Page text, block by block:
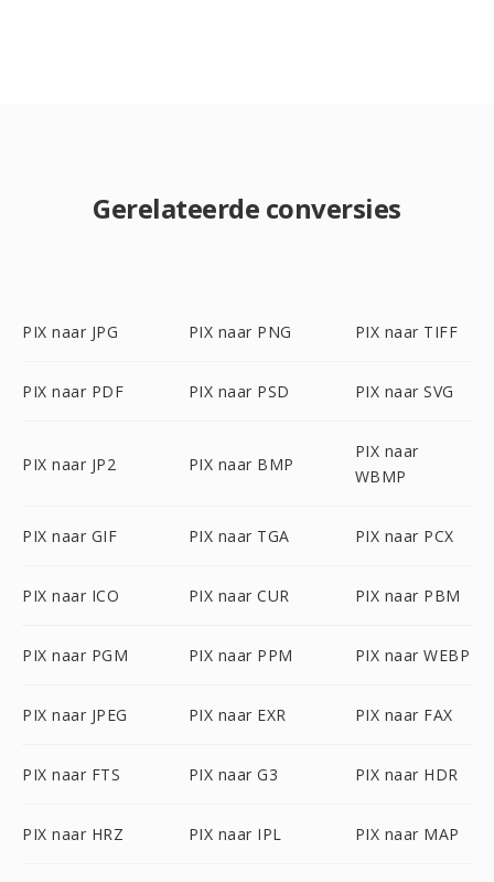
Gerelateerde conversies
PIX naar JPG PIX naar PNG PIX naar TIFF
PIX naar PDF PIX naar PSD PIX naar SVG
PIX naar JP2 PIX naar BMP
PIX naar
WBMP
PIX naar GIF PIX naar TGA PIX naar PCX
PIX naar ICO PIX naar CUR PIX naar PBM
PIX naar PGM PIX naar PPM PIX naar WEBP
PIX naar JPEG PIX naar EXR PIX naar FAX
PIX naar FTS PIX naar G3 PIX naar HDR
PIX naar HRZ PIX naar IPL PIX naar MAP